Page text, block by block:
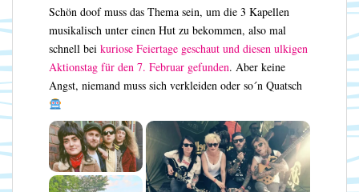
Schön doof muss das Thema sein, um die 3 Kapellen
musikalisch unter einen Hut zu bekommen, also mal
schnell bei kuriose Feiertage geschaut und diesen ulkigen
Aktionstag für den 7. Februar gefunden. Aber keine
Angst, niemand muss sich verkleiden oder so´n Quatsch